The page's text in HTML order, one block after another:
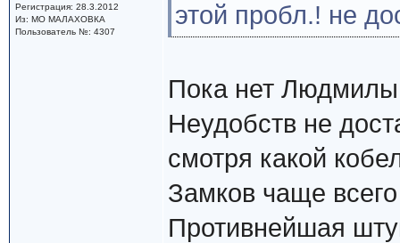
Регистрация: 28.3.2012
Из: МО МАЛАХОВКА
Пользователь №: 4307
этой пробл.! не
Пока нет
Неудобств не
смотря какой
Замков чаще
Противнейшая